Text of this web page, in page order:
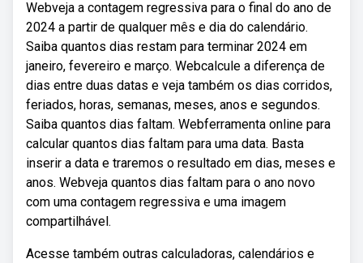
Webveja a contagem regressiva para o final do ano de
2024 a partir de qualquer mês e dia do calendário.
Saiba quantos dias restam para terminar 2024 em
janeiro, fevereiro e março. Webcalcule a diferença de
dias entre duas datas e veja também os dias corridos,
feriados, horas, semanas, meses, anos e segundos.
Saiba quantos dias faltam. Webferramenta online para
calcular quantos dias faltam para uma data. Basta
inserir a data e traremos o resultado em dias, meses e
anos. Webveja quantos dias faltam para o ano novo
com uma contagem regressiva e uma imagem
compartilhável.
Acesse também outras calculadoras, calendários e